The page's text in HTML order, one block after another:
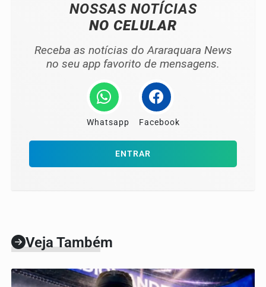
NOSSAS NOTÍCIAS
NO CELULAR
Receba as notícias do Araraquara News
no seu app favorito de mensagens.
Whatsapp Facebook
ENTRAR
Veja Também